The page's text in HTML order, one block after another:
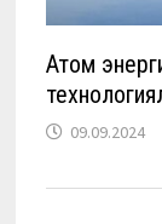
Атом
09.09.2024